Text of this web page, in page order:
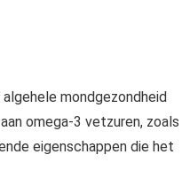
mondgezondheid
omega-3 vetzuren, zoals
eigenschappen die het